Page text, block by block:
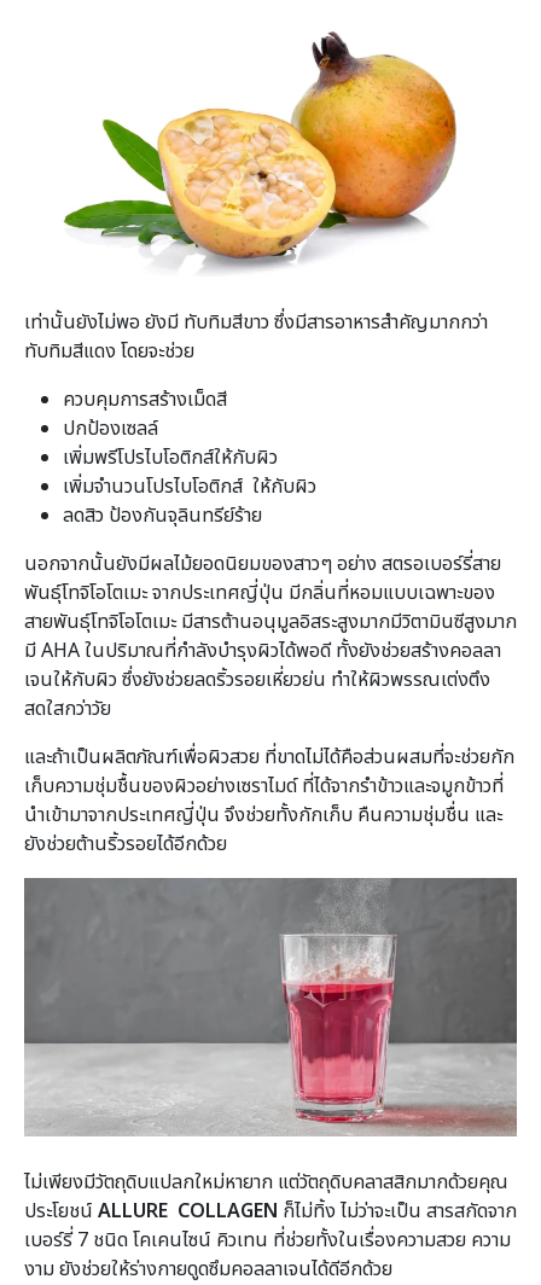
เท่านั้นยังไม่พอ ยังมี ทับทิมสีขาว ซึ่งมีสารอาหารสำคัญมากกว่า
ทับทิมสีแดง โดยจะช่วย
ควบคุมการสร้างเม็ดสี
ปกป้องเซลล์
เพิ่มพรีโปรไบโอติกส์ให้กับผิว
เพิ่มจำนวนโปรไบโอติกส์ ให้กับผิว
ลดสิว ป้องกันจุลินทรีย์ร้าย
นอกจากนั้นยังมีผลไม้ยอดนิยมของสาวๆ อย่าง สตรอเบอร์รี่สาย
พันธุ์โทจิโอโตเมะ จากประเทศญี่ปุ่น มีกลิ่นที่หอมแบบเฉพาะของ
สายพันธุ์โทจิโอโตเมะ มีสารต้านอนุมูลอิสระสูงมากมีวิตามินซีสูงมาก
มี AHA ในปริมาณที่กำลังบำรุงผิวได้พอดี ทั้งยังช่วยสร้างคอลลา
เจนให้กับผิว ซึ่งยังช่วยลดริ้วรอยเหี่ยวย่น ทำให้ผิวพรรณเต่งตึง
สดใสกว่าวัย
และถ้าเป็นผลิตภัณฑ์เพื่อผิวสวย ที่ขาดไม่ได้คือส่วนผสมที่จะช่วยกัก
เก็บความชุ่มชื้นของผิวอย่างเซราไมด์ ที่ได้จากรำข้าวและจมูกข้าวที่
นำเข้ามาจากประเทศญี่ปุ่น จึงช่วยทั้งกักเก็บ คืนความชุ่มชื่น และ
ยังช่วยต้านริ้วรอยได้อีกด้วย
ไม่เพียงมีวัตถุดิบแปลกใหม่หายาก แต่วัตถุดิบคลาสสิกมากด้วยคุณ
ประโยชน์ ALLURE COLLAGEN ก็ไม่ทิ้ง ไม่ว่าจะเป็น สารสกัดจาก
เบอร์รี่ 7 ชนิด โคเคนไซน์ คิวเทน ที่ช่วยทั้งในเรื่องความสวย ความ
งาม ยังช่วยให้ร่างกายดูดซึมคอลลาเจนได้ดีอีกด้วย